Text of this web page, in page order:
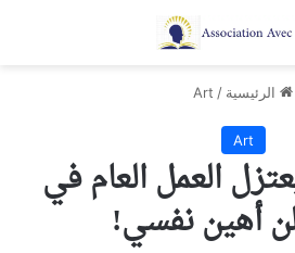
الرئيسية /
Art
Art
العمل العام في
أهين نفسي!